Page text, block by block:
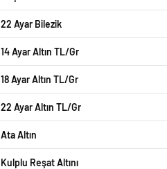
22 Ayar Bilezik
14 Ayar Altın TL/Gr
18 Ayar Altın TL/Gr
22 Ayar Altın TL/Gr
Ata Altın
Kulplu Reşat Altını